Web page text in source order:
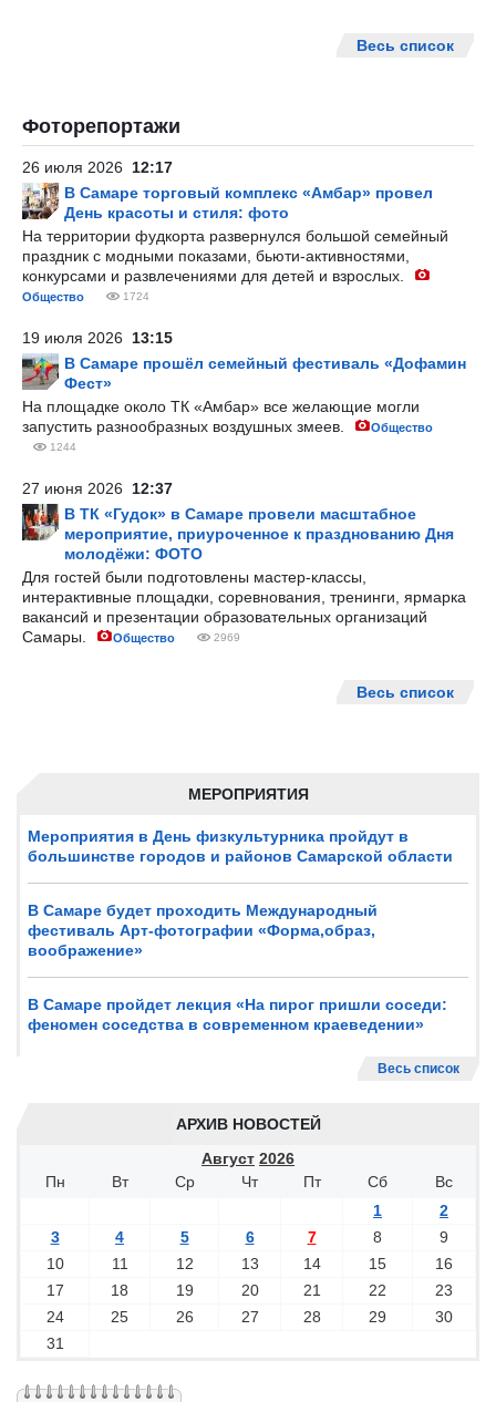
МЕРОПРИЯТИЯ
Мероприятия в День физкультурника пройдут в
большинстве городов и районов Самарской области
В Самаре будет проходить Международный
фестиваль Арт-фотографии «Форма,образ,
воображение»
В Самаре пройдет лекция «На пирог пришли соседи:
феномен соседства в современном краеведении»
Весь список
АРХИВ НОВОСТЕЙ
Август 2026
Пн
Вт Ср Чт Пт Сб
Вс
1
2
3
4 5 6 7 8
9
10
11 12 13 14 15
16
17
18 19 20 21 22
23
24
25 26 27 28 29
30
31
Весь список
Фоторепортажи
26 июля 2026 12:17
В Самаре торговый комплекс «Амбар» провел
День красоты и стиля: фото
На территории фудкорта развернулся большой семейный
праздник с модными показами, бьюти-активностями,
конкурсами и развлечениями для детей и взрослых.
Общество 1724
19 июля 2026 13:15
В Самаре прошёл семейный фестиваль «Дофамин
Фест»
На площадке около ТК «Амбар» все желающие могли
запустить разнообразных воздушных змеев.
Общество
1244
27 июня 2026 12:37
В ТК «Гудок» в Самаре провели масштабное
мероприятие, приуроченное к празднованию Дня
молодёжи: ФОТО
Для гостей были подготовлены мастер-классы,
интерактивные площадки, соревнования, тренинги, ярмарка
вакансий и презентации образовательных организаций
Самары.
Общество 2969
Весь список